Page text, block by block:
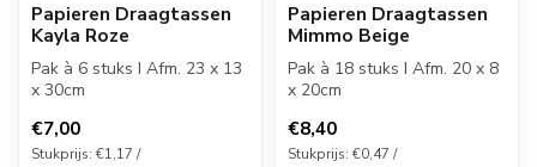
Papieren Draagtassen
Kayla Roze
Pak à 6 stuks I Afm. 23 x 13
x 30cm
€7,00
Stukprijs: €1,17 /
Papieren Draagtassen
Mimmo Beige
Pak à 18 stuks I Afm. 20 x 8
x 20cm
€8,40
Stukprijs: €0,47 /